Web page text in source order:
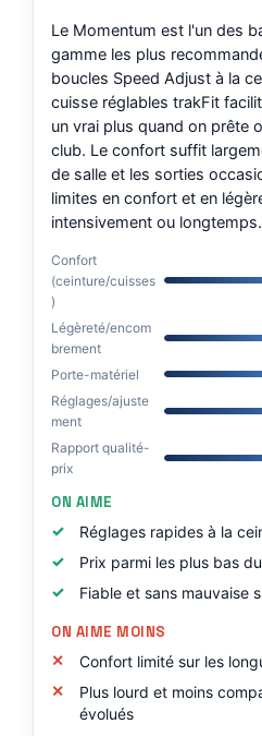
Le Momentum est l'un des
gamme les plus
boucles Speed Adjust à la
cuisse réglables trakFit
un vrai plus quand on prête
club. Le confort suffit
de salle et les sorties
limites en confort et en
intensivement ou longtemps.
Confort
(ceinture/cuisses
)
Légèreté/encom
brement
Porte-matériel
Réglages/ajuste
ment
Rapport qualité-
prix
ON AIME
Réglages rapides à la
Prix parmi les plus bas
Fiable et sans mauvaise
ON AIME MOINS
Confort limité sur les
Plus lourd et moins
évolués